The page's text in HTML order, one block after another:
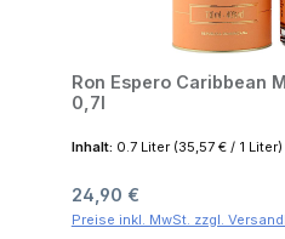
Ron Espero Caribbean
0,7l
Inhalt: 0.7 Liter (35,57 € / 1 Liter)
Regulärer Preis:
24,90 €
Preise inkl. MwSt. zzgl.